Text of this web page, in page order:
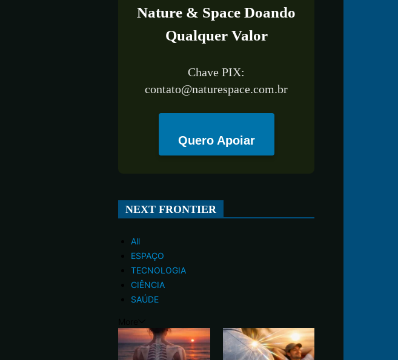
Nature & Space Doando
Qualquer Valor
Chave PIX:
contato@naturespace.com.br
Quero Apoiar
NEXT FRONTIER
All
ESPAÇO
TECNOLOGIA
CIÊNCIA
SAÚDE